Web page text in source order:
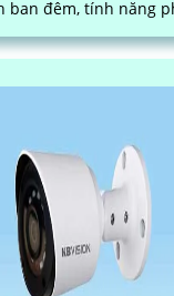
ban đêm, tính năng
nối mạng ổn định